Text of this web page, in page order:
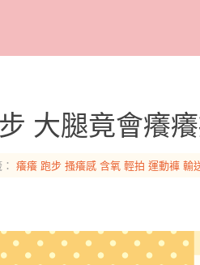
大腿竟會癢
癢癢 跑步 搔癢感 含氧 輕拍 運動褲 輸